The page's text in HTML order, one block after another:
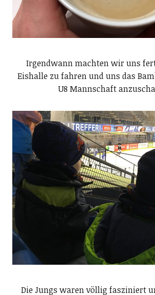
Irgendwann machten wir uns
Eishalle zu fahren und uns das
U8 Mannschaft
Die Jungs waren völlig fasziniert